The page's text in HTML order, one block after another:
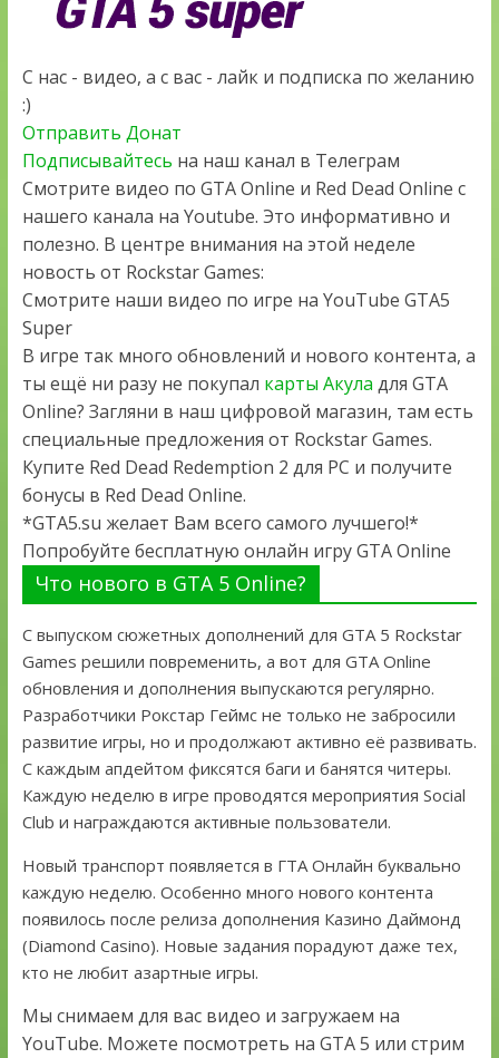
С нас - видео, а с вас - лайк и подписка по желанию
:)
Отправить Донат
Подписывайтесь на наш канал в Телеграм
Смотрите видео по GTA Online и Red Dead Online с
нашего канала на Youtube. Это информативно и
полезно. В центре внимания на этой неделе
новость от Rockstar Games:
Смотрите наши видео по игре на YouTube GTA5
Super
В игре так много обновлений и нового контента, а
ты ещё ни разу не покупал карты Акула для GTA
Online? Загляни в наш цифровой магазин, там есть
специальные предложения от Rockstar Games.
Купите Red Dead Redemption 2 для PC и получите
бонусы в Red Dead Online.
*GTA5.su желает Вам всего самого лучшего!*
Попробуйте бесплатную онлайн игру GTA Online
Что нового в GTA 5 Online?
С выпуском сюжетных дополнений для GTA 5 Rockstar
Games решили повременить, а вот для GTA Online
обновления и дополнения выпускаются регулярно.
Разработчики Рокстар Геймс не только не забросили
развитие игры, но и продолжают активно её развивать.
С каждым апдейтом фиксятся баги и банятся читеры.
Каждую неделю в игре проводятся мероприятия Social
Club и награждаются активные пользователи.
Новый транспорт появляется в ГТА Онлайн буквально
каждую неделю. Особенно много нового контента
появилось после релиза дополнения Казино Даймонд
(Diamond Casino). Новые задания порадуют даже тех,
кто не любит азартные игры.
Мы снимаем для вас видео и загружаем на
YouTube. Можете посмотреть на GTA 5 или стрим